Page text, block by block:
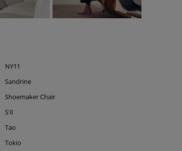
NY11
Sandrine
Shoemaker Chair
S'il
Tao
Tokio